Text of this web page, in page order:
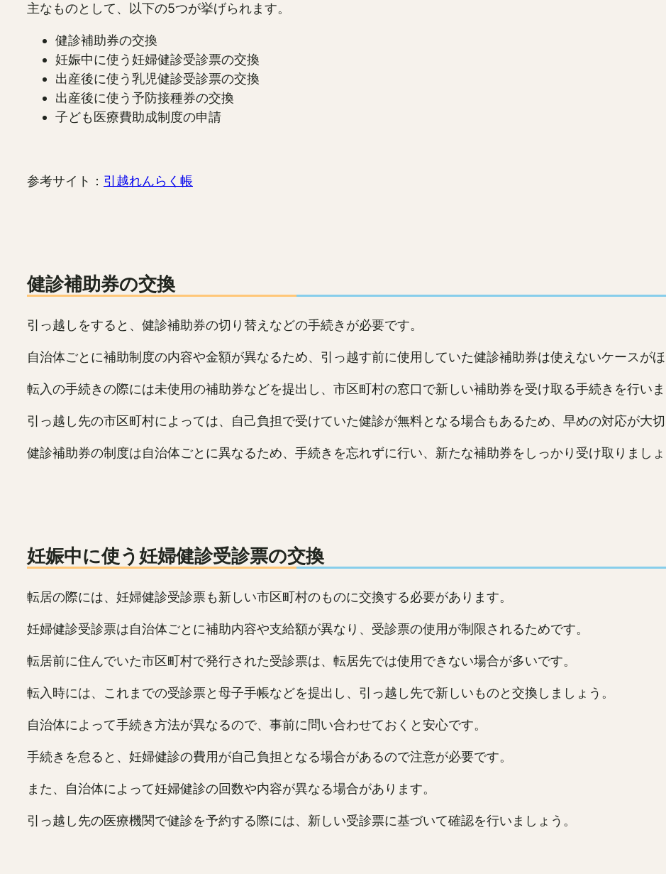
主なものとして、以下の5つが挙げられます。
健診補助券の交換
妊娠中に使う妊婦健診受診票の交換
出産後に使う乳児健診受診票の交換
出産後に使う予防接種券の交換
子ども医療費助成制度の申請
参考サイト： 引越れんらく帳
健診補助券の交換
引っ越しをすると、健診補助券の切り替えなどの手続きが必要です。
自治体ごとに補助制度の内容や金額が異なるため、引っ越す前に使用していた健診補助券は使えないケースがほ
転入の手続きの際には未使用の補助券などを提出し、市区町村の窓口で新しい補助券を受け取る手続きを行いま
引っ越し先の市区町村によっては、自己負担で受けていた健診が無料となる場合もあるため、早めの対応が大切
健診補助券の制度は自治体ごとに異なるため、手続きを忘れずに行い、新たな補助券をしっかり受け取りましょ
妊娠中に使う妊婦健診受診票の交換
転居の際には、妊婦健診受診票も新しい市区町村のものに交換する必要があります。
妊婦健診受診票は自治体ごとに補助内容や支給額が異なり、受診票の使用が制限されるためです。
転居前に住んでいた市区町村で発行された受診票は、転居先では使用できない場合が多いです。
転入時には、これまでの受診票と母子手帳などを提出し、引っ越し先で新しいものと交換しましょう。
自治体によって手続き方法が異なるので、事前に問い合わせておくと安心です。
手続きを怠ると、妊婦健診の費用が自己負担となる場合があるので注意が必要です。
また、自治体によって妊婦健診の回数や内容が異なる場合があります。
引っ越し先の医療機関で健診を予約する際には、新しい受診票に基づいて確認を行いましょう。